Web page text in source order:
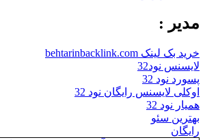
مدیر :
خرید بک لینک behtarinbacklink.com
لایسنس نود32
پسورد نود 32
اوکلی لایسنس رایگان نود 32
همیار نود 32
بهترین سئو
رایگان